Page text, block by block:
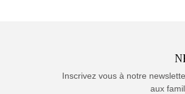
Inscrivez vous à notre
aux